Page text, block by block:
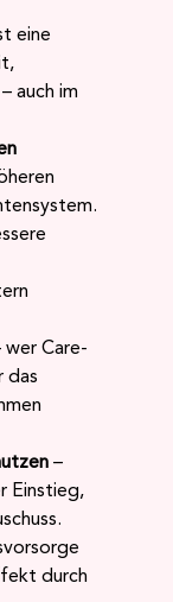
eine
auch im
Care-
das
–
Einstieg,
durch